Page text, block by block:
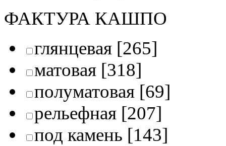
ФАКТУРА КАШПО
глянцевая [265]
матовая [318]
полуматовая [69]
рельефная [207]
под камень [143]